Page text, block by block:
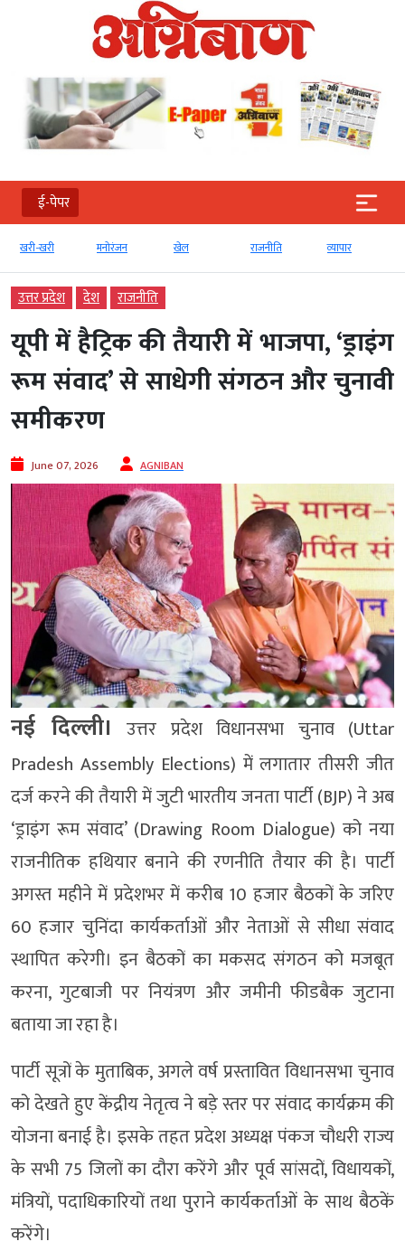
ई-पेपर
खरी-खरी मनोरंजन खेल राजनीति व्‍यापार
उत्तर प्रदेश देश राजनीति
यूपी में हैट्रिक की तैयारी में भाजपा, ‘ड्राइंग
रूम संवाद’ से साधेगी संगठन और चुनावी
समीकरण
June 07, 2026 AGNIBAN
नई दिल्ली। उत्तर प्रदेश विधानसभा चुनाव (Uttar
Pradesh Assembly Elections) में लगातार तीसरी जीत
दर्ज करने की तैयारी में जुटी भारतीय जनता पार्टी (BJP) ने अब
‘ड्राइंग रूम संवाद’ (Drawing Room Dialogue) को नया
राजनीतिक हथियार बनाने की रणनीति तैयार की है। पार्टी
अगस्त महीने में प्रदेशभर में करीब 10 हजार बैठकों के जरिए
60 हजार चुनिंदा कार्यकर्ताओं और नेताओं से सीधा संवाद
स्थापित करेगी। इन बैठकों का मकसद संगठन को मजबूत
करना, गुटबाजी पर नियंत्रण और जमीनी फीडबैक जुटाना
बताया जा रहा है।
पार्टी सूत्रों के मुताबिक, अगले वर्ष प्रस्तावित विधानसभा चुनाव
को देखते हुए केंद्रीय नेतृत्व ने बड़े स्तर पर संवाद कार्यक्रम की
योजना बनाई है। इसके तहत प्रदेश अध्यक्ष पंकज चौधरी राज्य
के सभी 75 जिलों का दौरा करेंगे और पूर्व सांसदों, विधायकों,
मंत्रियों, पदाधिकारियों तथा पुराने कार्यकर्ताओं के साथ बैठकें
करेंगे।